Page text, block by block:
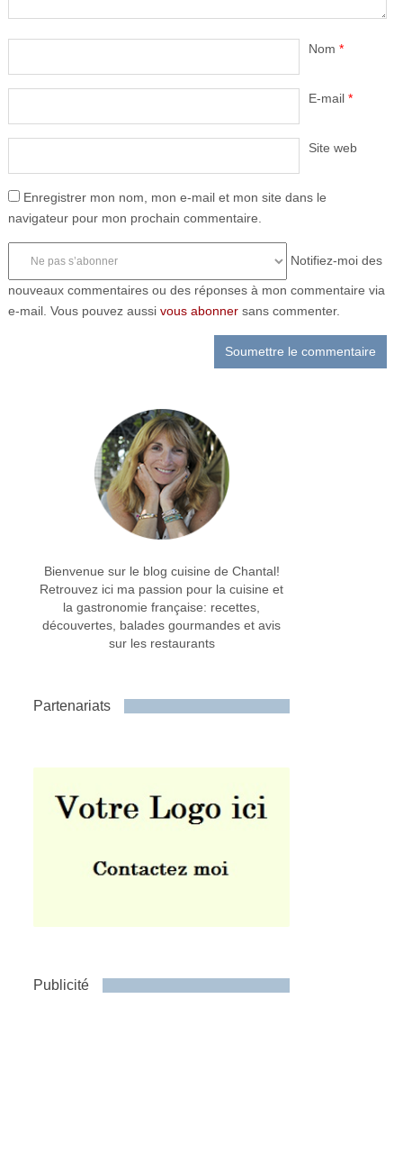
Nom *
E-mail *
Site web
Enregistrer mon nom, mon e-mail et mon site dans le
navigateur pour mon prochain commentaire.
Notifiez-moi des
nouveaux commentaires ou des réponses à mon commentaire via
e-mail. Vous pouvez aussi vous abonnersans commenter.
Bienvenue sur le blog cuisine de Chantal!
Retrouvez ici ma passion pour la cuisine et
la gastronomie française: recettes,
découvertes, balades gourmandes et avis
sur les restaurants
Partenariats
Publicité